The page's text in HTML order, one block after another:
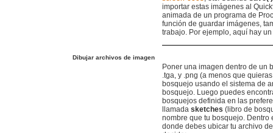
importar estas imágenes al
animada de un programa de
función de guardar imágenes,
trabajo. Por ejemplo, aquí hay
Dibujar archivos de imagen
Poner una imagen dentro de un
.tga, y .png (a menos que
bosquejo usando el sistema de
bosquejo. Luego puedes
bosquejos definida en las
llamada sketches (libro de
nombre que tu bosquejo.
donde debes ubicar tu archivo